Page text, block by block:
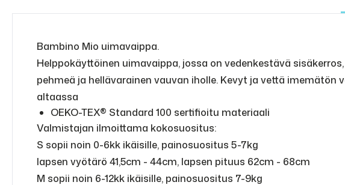
Bambino Mio uimavaippa.
Helppokäyttöinen uimavaippa, jossa on vedenkestävä
pehmeä ja hellävarainen vauvan iholle. Kevyt ja vettä
altaassa
OEKO-TEX® Standard 100 sertifioitu materiaali
Valmistajan ilmoittama kokosuositus:
S sopii noin 0-6kk ikäisille, painosuositus 5-7kg
lapsen vyötärö 41,5cm - 44cm, lapsen pituus 62cm - 68cm
M sopii noin 6-12kk ikäisille, painosuositus 7-9kg